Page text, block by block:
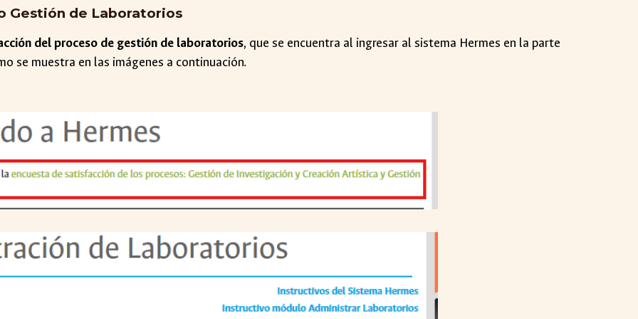
Gestión de Laboratorios
del proceso de gestión de laboratorios, que se encuentra al ingresar al sistema Hermes en la parte
se muestra en las imágenes a continuación.